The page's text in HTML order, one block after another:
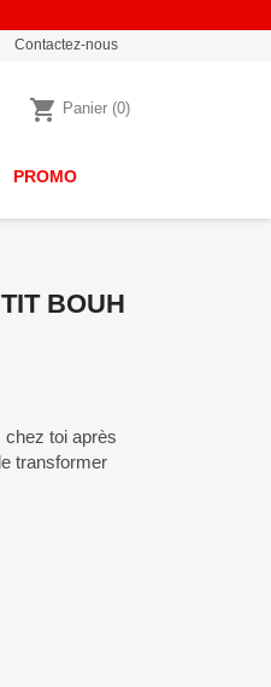
Contactez-nous
shopping_cart Panier (0)
PROMO
BOUH
chez toi après
transformer